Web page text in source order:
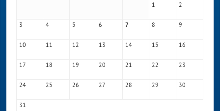
1 2
3 4 5 6 7 8 9
10 11 12 13 14 15 16
17 18 19 20 21 22 23
24 25 26 27 28 29 30
31